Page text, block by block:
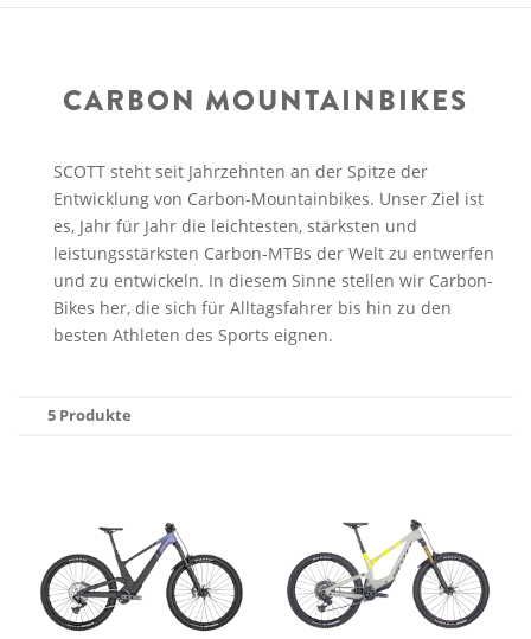
CARBON MOUNTAINBIKES
SCOTT steht seit Jahrzehnten an der Spitze der
Entwicklung von Carbon-Mountainbikes. Unser Ziel ist
es, Jahr für Jahr die leichtesten, stärksten und
leistungsstärksten Carbon-MTBs der Welt zu entwerfen
und zu entwickeln. In diesem Sinne stellen wir Carbon-
Bikes her, die sich für Alltagsfahrer bis hin zu den
besten Athleten des Sports eignen.
5 Produkte